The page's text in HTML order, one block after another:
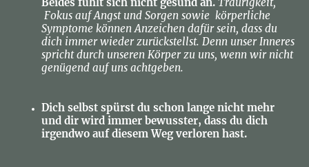
Fokus auf Angst und Sorgen sowie körperliche
Symptome können Anzeichen dafür sein, dass du
dich immer wieder zurückstellst. Denn unser Inneres
spricht durch unseren Körper zu uns, wenn wir nicht
genügend auf uns achtgeben.
Dich selbst spürst du schon lange nicht mehr
und dir wird immer bewusster, dass du dich
irgendwo auf diesem Weg verloren hast.